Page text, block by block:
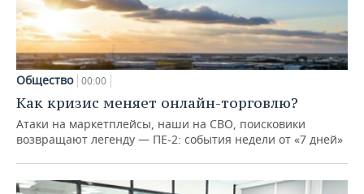
Общество 00:00
Как кризис меняет онлайн-торговлю?
Атаки на маркетплейсы, наши на СВО, поисковики
возвращают легенду — ПЕ-2: события недели от «7 дней»